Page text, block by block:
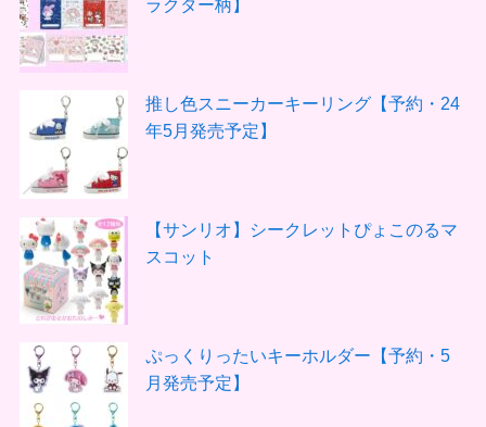
ラクター柄】
推し色スニーカーキーリング【予約・24
年5月発売予定】
【サンリオ】シークレットぴょこのるマ
スコット
ぷっくりったいキーホルダー【予約・5
月発売予定】